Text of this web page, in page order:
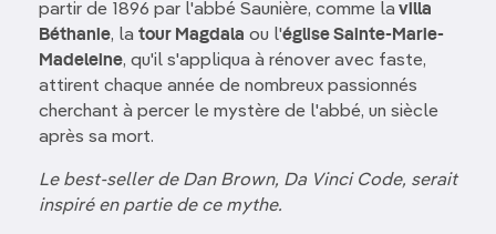
partir de 1896 par l'abbé Saunière, comme la villa
Béthanie, la tour Magdala ou l'église Sainte-Marie-
Madeleine, qu'il s'appliqua à rénover avec faste,
attirent chaque année de nombreux passionnés
cherchant à percer le mystère de l'abbé, un siècle
après sa mort.
Le best-seller de Dan Brown, Da Vinci Code, serait
inspiré en partie de ce mythe.